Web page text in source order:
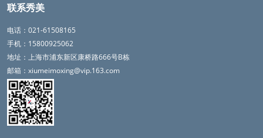
联系秀美
电话：021-61508165
手机：15800925062
地址：上海市浦东新区康桥路666号B栋
邮箱：xiumeimoxing@vip.163.com